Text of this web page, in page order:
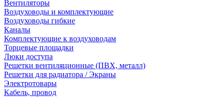
Вентиляторы
Воздуховоды и комплектующие
Воздуховоды гибкие
Каналы
Комплектующие к воздуховодам
Торцевые площадки
Люки доступа
Решетки вентиляционные (ПВХ, металл)
Решетки для радиатора / Экраны
Электротовары
Кабель, провод